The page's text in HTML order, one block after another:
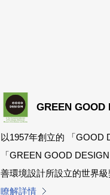
GREEN GOOD
以1957年創立的 「GOOD
「GREEN GOOD
善環境設計所設立的世界級
瞭解詳情